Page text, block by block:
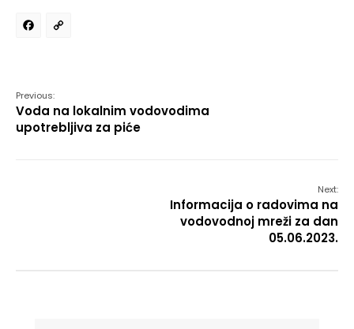
Facebook
Previous:
Voda na lokalnim vodovodima
upotrebljiva za piće
Next:
Informacija o radovima na
vodovodnoj mreži za dan
05.06.2023.